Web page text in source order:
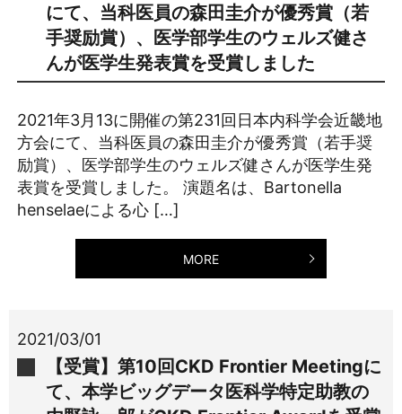
にて、当科医員の森田圭介が優秀賞（若
手奨励賞）、医学部学生のウェルズ健さ
んが医学生発表賞を受賞しました
2021年3月13に開催の第231回日本内科学会近畿地
方会にて、当科医員の森田圭介が優秀賞（若手奨
励賞）、医学部学生のウェルズ健さんが医学生発
表賞を受賞しました。 演題名は、Bartonella
henselaeによる心 […]
MORE
2021/03/01
【受賞】第10回CKD Frontier Meetingに
て、本学ビッグデータ医科学特定助教の